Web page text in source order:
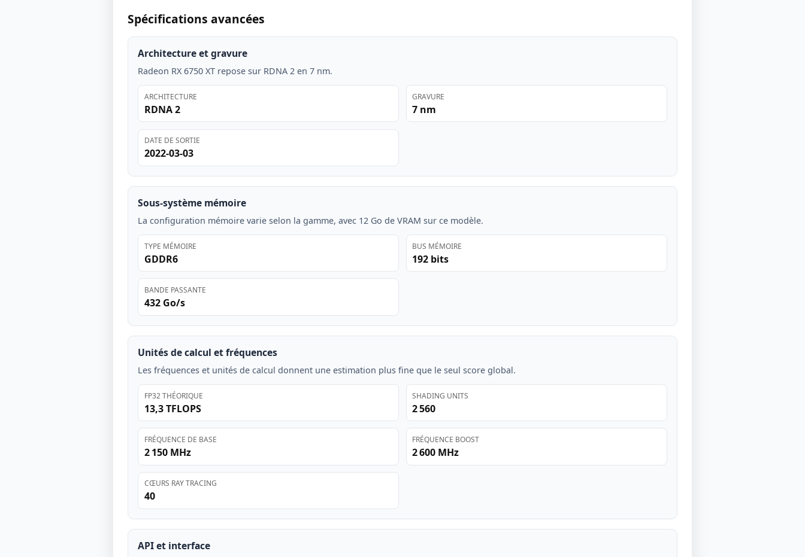
Spécifications avancées
Architecture et gravure
Radeon RX 6750 XT repose sur RDNA 2 en 7 nm.
ARCHITECTURE
RDNA 2
GRAVURE
7 nm
DATE DE SORTIE
2022-03-03
Sous-système mémoire
La configuration mémoire varie selon la gamme, avec 12 Go de VRAM sur ce modèle.
TYPE MÉMOIRE
GDDR6
BUS MÉMOIRE
192 bits
BANDE PASSANTE
432 Go/s
Unités de calcul et fréquences
Les fréquences et unités de calcul donnent une estimation plus fine que le seul score global.
FP32 THÉORIQUE
13,3 TFLOPS
SHADING UNITS
2 560
FRÉQUENCE DE BASE
2 150 MHz
FRÉQUENCE BOOST
2 600 MHz
CŒURS RAY TRACING
40
API et interface